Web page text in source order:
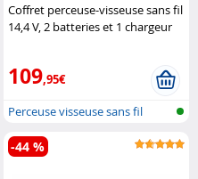
Coffret perceuse-visseuse sans fil
14,4 V, 2 batteries et 1 chargeur
109,95€
Perceuse visseuse sans fil
-44 %